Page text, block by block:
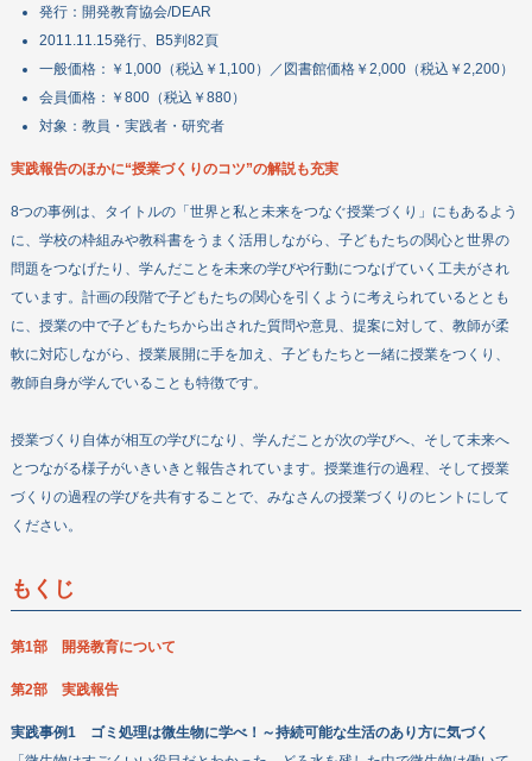
発行：開発教育協会/DEAR
2011.11.15発行、B5判82頁
一般価格：￥1,000（税込￥1,100）／図書館価格￥2,000（税込￥2,200）
会員価格：￥800（税込￥880）
対象：教員・実践者・研究者
実践報告のほかに“授業づくりのコツ”の解説も充実
8つの事例は、タイトルの「世界と私と未来をつなぐ授業づくり」にもあるよう
に、学校の枠組みや教科書をうまく活用しながら、子どもたちの関心と世界の
問題をつなげたり、学んだことを未来の学びや行動につなげていく工夫がされ
ています。計画の段階で子どもたちの関心を引くように考えられているととも
に、授業の中で子どもたちから出された質問や意見、提案に対して、教師が柔
軟に対応しながら、授業展開に手を加え、子どもたちと一緒に授業をつくり、
教師自身が学んでいることも特徴です。
授業づくり自体が相互の学びになり、学んだことが次の学びへ、そして未来へ
とつながる様子がいきいきと報告されています。授業進行の過程、そして授業
づくりの過程の学びを共有することで、みなさんの授業づくりのヒントにして
ください。
もくじ
第1部 開発教育について
第2部 実践報告
実践事例1 ゴミ処理は微生物に学べ！～持続可能な生活のあり方に気づく